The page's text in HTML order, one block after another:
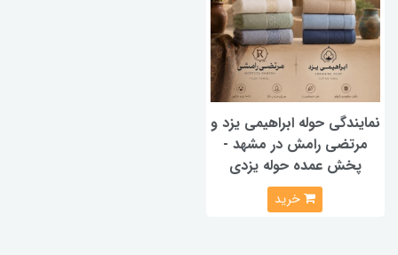
نمایندگی حوله ابراهیمی یزد و
مرتضی رامش در مشهد -
پخش عمده حوله یزدی
خرید